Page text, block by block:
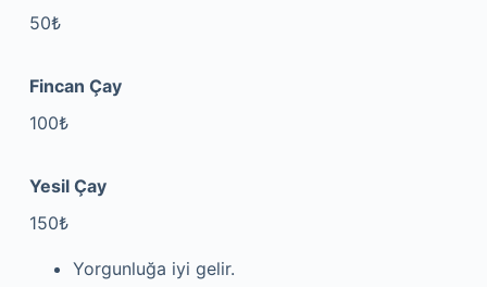
50₺
Fincan Çay
100₺
Yesil Çay
150₺
Yorgunluğa iyi gelir.